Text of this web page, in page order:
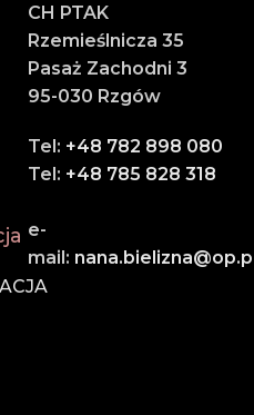
służy pomocą na
z
– Twoje
bielizny online.
3, 95-030 Rzgów
CH PTAK
Rzemieślnicza 35
Pasaż Zachodni 3
95-030 Rzgów
Tel: +48 782 898 080
Tel: +48 785 828 318
e-
mail: